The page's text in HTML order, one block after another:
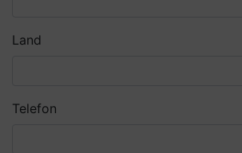
Land
Telefon